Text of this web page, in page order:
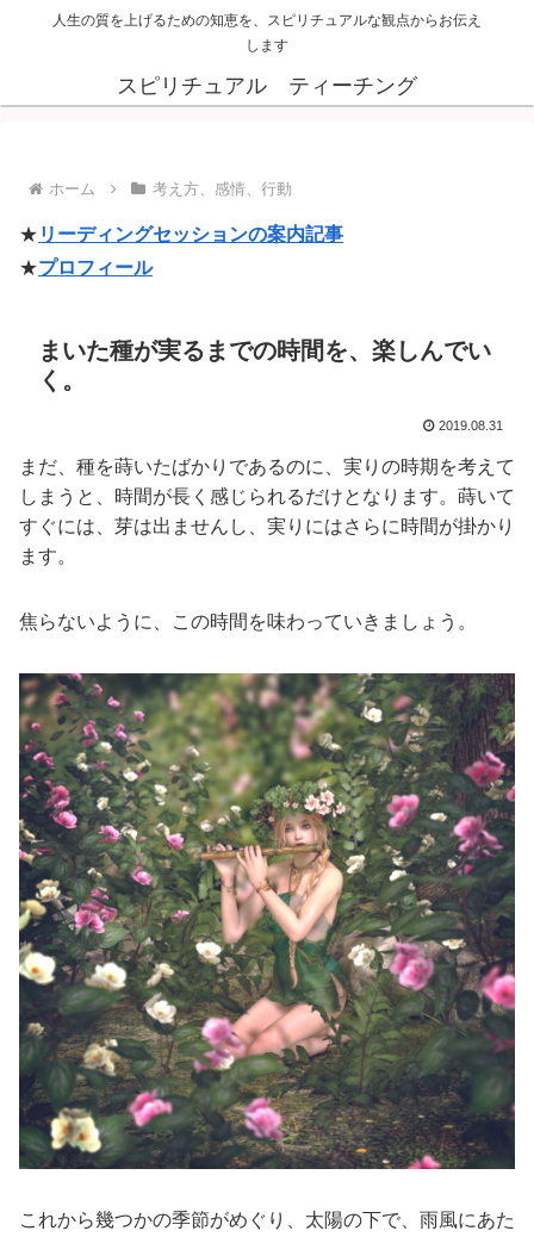
人生の質を上げるための知恵を、スピリチュアルな観点からお伝え
します
スピリチュアル ティーチング
ホーム 考え方、感情、行動
★ リーディングセッションの案内記事
★プロフィール
まいた種が実るまでの時間を、楽しんでい
く。
2019.08.31
まだ、種を蒔いたばかりであるのに、実りの時期を考えて
しまうと、時間が長く感じられるだけとなります。蒔いて
すぐには、芽は出ませんし、実りにはさらに時間が掛かり
ます。
焦らないように、この時間を味わっていきましょう。
これから幾つかの季節がめぐり、太陽の下で、雨風にあた